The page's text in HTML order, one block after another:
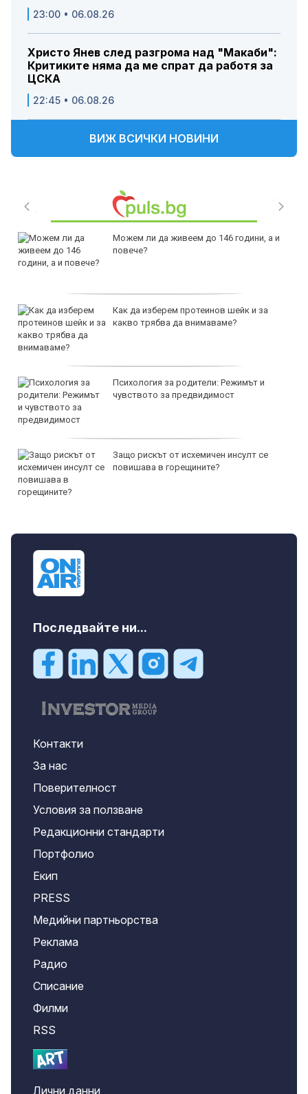
23:00 • 06.08.26
Христо Янев след разгрома над "Макаби":
Критиките няма да ме спрат да работя за
ЦСКА
22:45 • 06.08.26
ВИЖ ВСИЧКИ НОВИНИ
Можем ли да живеем до 146 години, а и
повече?
Как да изберем протеинов шейк и за
какво трябва да внимаваме?
Психология за родители: Режимът и
чувството за предвидимост
Защо рискът от исхемичен инсулт се
повишава в горещините?
Последвайте ни...
Контакти
За нас
Поверителност
Условия за ползване
Редакционни стандарти
Портфолио
Екип
PRESS
Медийни партньорства
Реклама
Радио
Списание
Филми
RSS
Лични данни